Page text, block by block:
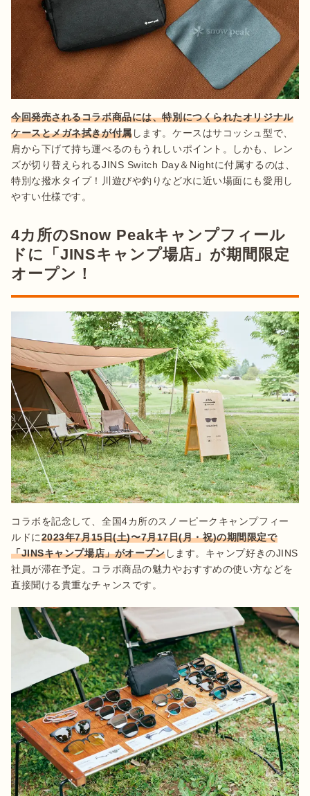
今回発売されるコラボ商品には、特別につくられたオリジナル
ケースとメガネ拭きが付属します。ケースはサコッシュ型で、
肩から下げて持ち運べるのもうれしいポイント。しかも、レン
ズが切り替えられるJINS Switch Day＆Nightに付属するのは、
特別な撥水タイプ！川遊びや釣りなど水に近い場面にも愛用し
やすい仕様です。
4カ所のSnow Peakキャンプフィール
ドに「JINSキャンプ場店」が期間限定
オープン！
コラボを記念して、全国4カ所のスノーピークキャンプフィー
ルドに2023年7月15日(土)〜7月17日(月・祝)の期間限定で
「JINSキャンプ場店」がオープンします。キャンプ好きのJINS
社員が滞在予定。コラボ商品の魅力やおすすめの使い方などを
直接聞ける貴重なチャンスです。